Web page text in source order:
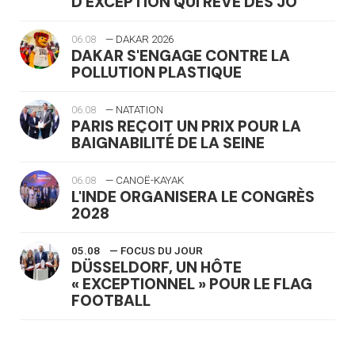
06.08 — DAKAR 2026
DAKAR S'ENGAGE CONTRE LA
POLLUTION PLASTIQUE
06.08 — NATATION
PARIS REÇOIT UN PRIX POUR LA
BAIGNABILITÉ DE LA SEINE
06.08 — CANOË-KAYAK
L'INDE ORGANISERA LE CONGRÈS
2028
05.08 — FOCUS DU JOUR
DÜSSELDORF, UN HÔTE
« EXCEPTIONNEL » POUR LE FLAG
FOOTBALL